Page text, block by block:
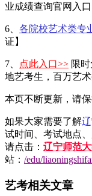
业成绩查询官网入口
6、 各院校艺术类专
证】
7、 点此入口>> 限
地艺考生，百万艺术
本页不断更新，请
如果大家需要了解
试时间、考试地点
请点击： 辽宁师范
站： /edu/
艺考相关文章